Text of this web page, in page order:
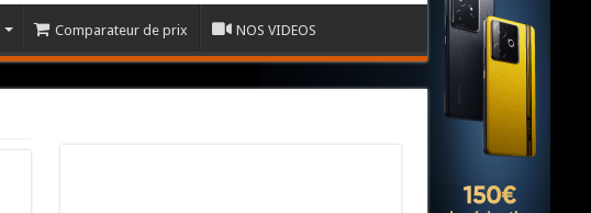
Comparateur de prix NOS VIDEOS